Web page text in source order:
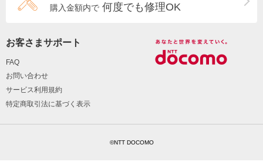
購入金額内で 何度でも修理OK
お客さまサポート
FAQ
お問い合わせ
サービス利用規約
特定商取引法に基づく表示
©NTT DOCOMO